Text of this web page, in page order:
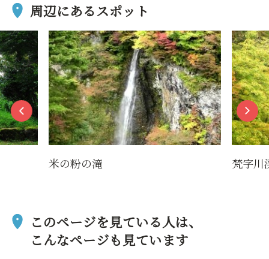
周辺にあるスポット
梵字川渓谷
湯
このページを見ている人は、
こんなページも見ています